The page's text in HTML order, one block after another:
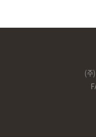
(주